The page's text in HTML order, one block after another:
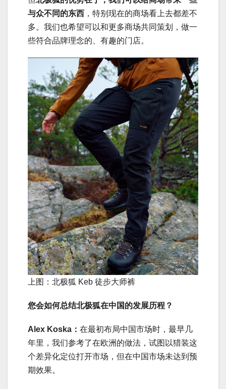
与众不同的东西 ，特别现在的商场看上去都差不
多。我们也希望可以和更多商场共同策划，做一
些符合品牌理念的、有趣的门店。
上图：北极狐 Keb 徒步大师裤
您会如何总结北极狐在中国的发展历程？
Alex Koska： 在最初布局中国市场时，最早几
年里，我们参考了在欧洲的做法，试图以猎装这
个差异化定位打开市场，但在中国市场未达到预
期效果。